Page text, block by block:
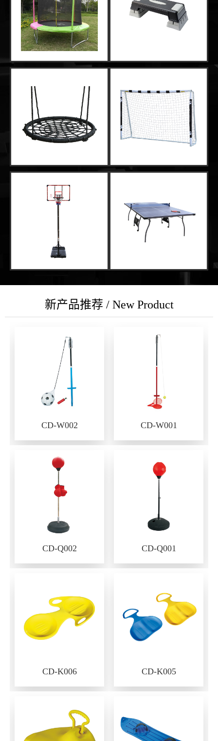
新产品推荐 / New Product
CD-W002 CD-W001
CD-Q002 CD-Q001
CD-K006 CD-K005